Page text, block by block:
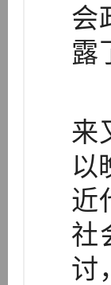
会
露
来
以
近
社
讨